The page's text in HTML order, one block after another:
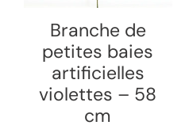
Branche de
petites baies
artificielles
violettes – 58
cm